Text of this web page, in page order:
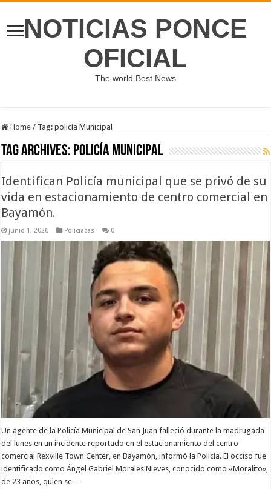
NOTICIAS PONCE
OFICIAL
The world Best News
Home / Tag:policía Municipal
Tag Archives: policía Municipal
Identifican Policía municipal que se privó de su
vida en estacionamiento de centro comercial en
Bayamón.
junio 1, 2026 Policiacas 0
Un agente de la Policía Municipal de San Juan falleció durante la madrugada
del lunes en un incidente reportado en el estacionamiento del centro
comercial Rexville Town Center, en Bayamón, informó la Policía. El occiso fue
identificado como Ángel Gabriel Morales Nieves, conocido como «Moralito»,
de 23 años, quien se …